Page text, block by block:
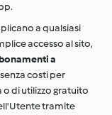
a qualsiasi
accesso al sito,
a
costi per
di utilizzo gratuito
tramite